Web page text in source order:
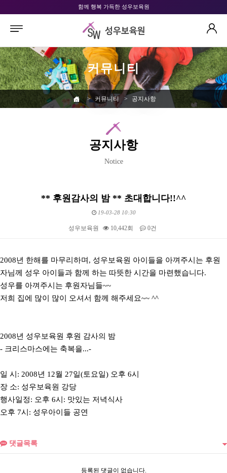
함께 행복 가득한 성우보육원
커뮤니티
> 커뮤니티 > 공지사항
공지사항
Notice
** 후원감사의 밤 ** 초대합니다!!^^
19-03-28 10:30
성우보육원 10,442회 0건
2008년 한해를 마무리하며, 성우보육원 아이들을 아껴주시는 후원
자님께 성우 아이들과 함께 하는 따뜻한 시간을 마련했습니다.
성우를 아껴주시는 후원자님들~~
저희 집에 많이 많이 오셔서 함께 해주세요~~ ^^
2008년 성우보육원 후원 감사의 밤
- 크리스마스에는 축복을...-
일 시: 2008년 12월 27일(토요일) 오후 6시
장 소: 성우보육원 강당
행사일정: 오후 6시: 맛있는 저녁식사
오후 7시: 성우아이들 공연
댓글목록
등록된 댓글이 없습니다.